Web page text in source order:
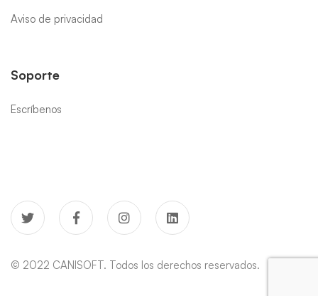
Aviso de privacidad
Soporte
Escríbenos
© 2022 CANISOFT. Todos los derechos reservados.